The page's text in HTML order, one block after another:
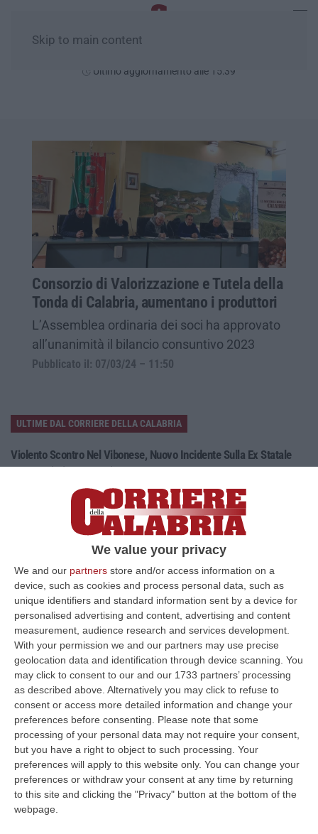
We value your privacy
We and our partners store and/or access information on a
device, such as cookies and process personal data, such as
unique identifiers and standard information sent by a device for
personalised advertising and content, advertising and content
measurement, audience research and services development.
With your permission we and our partners may use precise
geolocation data and identification through device scanning. You
may click to consent to our and our 1733 partners’ processing
as described above. Alternatively you may click to refuse to
consent or access more detailed information and change your
preferences before consenting.
Please note that some
processing of your personal data may not require your consent,
but you have a right to object to such processing. Your
preferences will apply to this website only. You can change your
preferences or withdraw your consent at any time by returning
to this site and clicking the "Privacy" button at the bottom of the
webpage.
Skip to main content
Ultimo aggiornamento alle 15:39
Consorzio di Valorizzazione e Tutela della
Tonda di Calabria, aumentano i produttori
L’Assemblea ordinaria dei soci ha approvato
all’unanimità il bilancio consuntivo 2023
Pubblicato il: 07/03/24 – 11:50
ULTIME DAL CORRIERE DELLA CALABRIA
Violento Scontro Nel Vibonese, Nuovo Incidente Sulla Ex Statale
522 A Briatico: Un Ferito
“VIBO VALENTIA A poche ore dalla tragica morte di una donna a causa di
un incidente avvenuto tra Zambrone e Briatico, un altro grave sinistr…
09 Agosto, 15:39
Pronto Soccorso In Affanno, In Estate Mancano 7 Mila Medici
“La carenza di medici nei Pronto soccorso si aggrava d’estate, quando
alle scoperture strutturali degli organici si aggiungono le assenze pe…
09 Agosto, 15:13
Meteo, Ondata Di Caldo Estremo Fino A Ferragosto
“Nella giornata di oggi ancora temporali, in alcuni casi molto intensi, sui
rilievi di Alpi e Appennini, e in locale estensione fin verso le…
09 Agosto, 15:10
Razionalizzazione Della Spesa Sanitaria E Acquisti Sotto Controllo.
La Strategia “anti-Sprechi” Della Regione
“CATANZARO La razionalizzazione della spesa sanitaria passa dalla
centralizzazione degli acquisti. È una delle direttrici individuate dalla…
09 Agosto, 14:37
Un’altra Tragedia Sulle Strade Vibonesi, Incidente Tra Zambrone E